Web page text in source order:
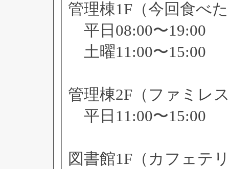
管理棟1F（今回食べ
平日08:00〜19:00
土曜11:00〜15:00
管理棟2F（ファミレ
平日11:00〜15:00
図書館1F（カフェテ